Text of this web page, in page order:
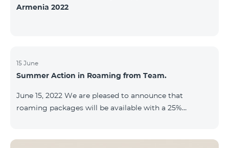
Armenia 2022
15 June
Summer Action in Roaming from Team.
June 15, 2022 We are pleased to announce that
roaming packages will be available with a 25%